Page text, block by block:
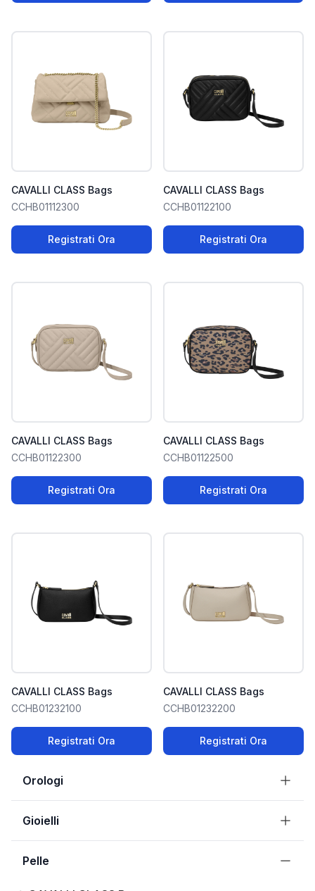
Orologi
Gioielli
Pelle
CAVALLI CLASS Bags
CCHB01112300
Registrati Ora
CAVALLI CLASS Bags
CCHB01122100
Registrati Ora
CAVALLI CLASS Bags
CCHB01122300
Registrati Ora
CAVALLI CLASS Bags
CCHB01122500
Registrati Ora
CAVALLI CLASS Bags
CCHB01232100
Registrati Ora
CAVALLI CLASS Bags
CCHB01232200
Registrati Ora